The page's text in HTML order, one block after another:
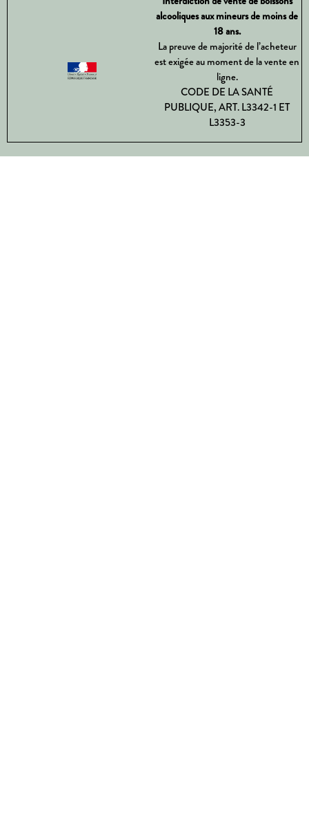
alcooliques aux mineurs de moins de
18 ans.
La preuve de majorité de l’acheteur
est exigée au moment de la vente en
ligne.
CODE DE LA SANTÉ
PUBLIQUE, ART. L3342-1 ET
L3353-3